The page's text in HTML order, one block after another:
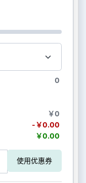
0
￥0
-￥0.00
￥0.00
使用优惠券